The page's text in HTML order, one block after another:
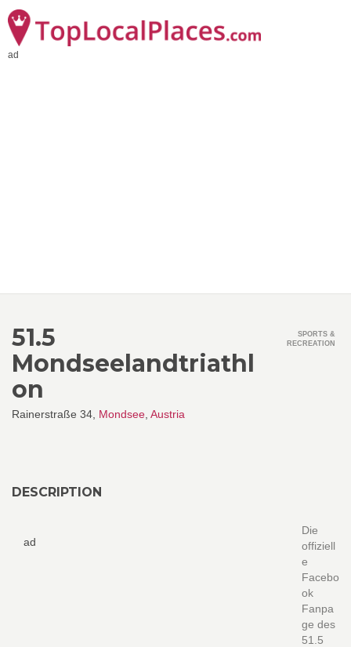
ad
51.5
Mondseelandtriathl
on
Rainerstraße 34, Mondsee Austria
SPORTS &
RECREATION
DESCRIPTION
ad
Die
offiziell
e
Facebo
ok
Fanpa
ge des
51.5